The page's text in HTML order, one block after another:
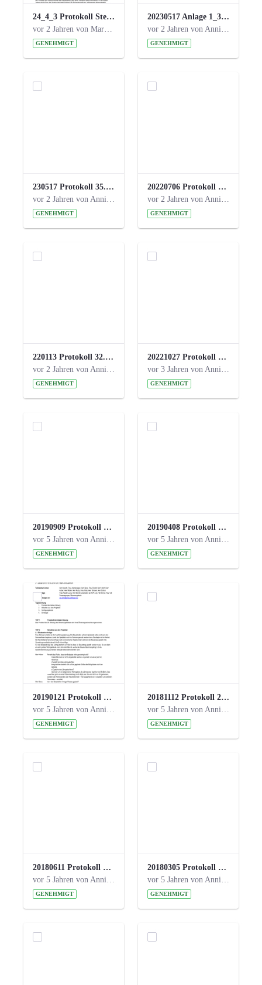
24_4_3 Protokoll Steuerungskreis.pdf
vor 2 Jahren von Marcel Eckert
GENEHMIGT
20230517 Anlage 1_35. Steuerungskreis.pdf
vor 2 Jahren von Anni Schlumberger
GENEHMIGT
230517 Protokoll 35. Steuerungskreis.pdf
vor 2 Jahren von Anni Schlumberger
GENEHMIGT
20220706 Protokoll 33. Steuerungskreis.pdf
vor 2 Jahren von Anni Schlumberger
GENEHMIGT
220113 Protokoll 32. Steuerungskreis.pdf
vor 2 Jahren von Anni Schlumberger
GENEHMIGT
20221027 Protokoll 34. Steuerungskreis.pdf
vor 3 Jahren von Anni Schlumberger
GENEHMIGT
20190909 Protokoll 27. Steuerungskreis.pdf
vor 5 Jahren von Anni Schlumberger
GENEHMIGT
20190408 Protokoll 26. Steuerungskreis.pdf
vor 5 Jahren von Anni Schlumberger
GENEHMIGT
20190121 Protokoll 25. Steuerungskreis.pdf
vor 5 Jahren von Anni Schlumberger
GENEHMIGT
20181112 Protokoll 24. Steuerungskreis.pdf
vor 5 Jahren von Anni Schlumberger
GENEHMIGT
20180611 Protokoll 23. Steuerungskreis.pdf
vor 5 Jahren von Anni Schlumberger
GENEHMIGT
20180305 Protokoll 22. Steuerungskreis.pdf
vor 5 Jahren von Anni Schlumberger
GENEHMIGT